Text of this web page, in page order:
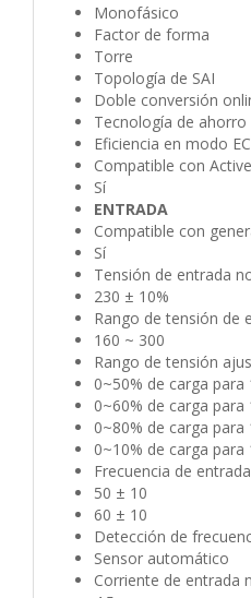
Monofásico
Factor de forma
Torre
Topología de SAI
Doble conversión
Tecnología de ahorro
Eficiencia en modo
Compatible con
Sí
ENTRADA
Compatible con
Sí
Tensión de entrada
230 ± 10%
Rango de tensión de
160 ~ 300
Rango de tensión
0~50% de carga para
0~60% de carga para
0~80% de carga para
0~10% de carga para
Frecuencia de
50 ± 10
60 ± 10
Detección de
Sensor automático
Corriente de entrada